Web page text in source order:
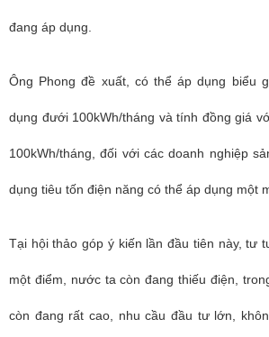
đang áp dụng.
Ông Phong đề xuất, có thể áp dụng biểu
dụng đưới 100kWh/tháng và tính đồng giá
100kWh/tháng, đối với các doanh nghiệp
dụng tiêu tốn điện năng có thể áp dụng một
Tại hội thảo góp ý kiến lần đầu tiên này, tư
một điểm, nước ta còn đang thiếu điện,
còn đang rất cao, nhu cầu đầu tư lớn,